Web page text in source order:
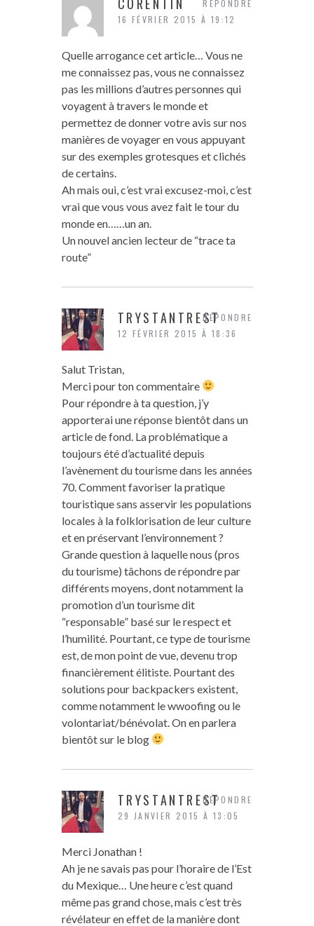
16 FÉVRIER 2015 À 19:12
Quelle arrogance cet article… Vous ne
me connaissez pas, vous ne connaissez
pas les millions d’autres personnes qui
voyagent à travers le monde et
permettez de donner votre avis sur nos
manières de voyager en vous appuyant
sur des exemples grotesques et clichés
de certains.
Ah mais oui, c’est vrai excusez-moi, c’est
vrai que vous vous avez fait le tour du
monde en……un an.
Un nouvel ancien lecteur de “trace ta
route”
RÉPONDRE
TRYSTANTREST
12 FÉVRIER 2015 À 18:36
Salut Tristan,
Merci pour ton commentaire
Pour répondre à ta question, j’y
apporterai une réponse bientôt dans un
article de fond. La problématique a
toujours été d’actualité depuis
l’avènement du tourisme dans les années
70. Comment favoriser la pratique
touristique sans asservir les populations
locales à la folklorisation de leur culture
et en préservant l’environnement ?
Grande question à laquelle nous (pros
du tourisme) tâchons de répondre par
différents moyens, dont notamment la
promotion d’un tourisme dit
“responsable” basé sur le respect et
l’humilité. Pourtant, ce type de tourisme
est, de mon point de vue, devenu trop
financièrement élitiste. Pourtant des
solutions pour backpackers existent,
comme notamment le wwoofing ou le
volontariat/bénévolat. On en parlera
bientôt sur le blog
RÉPONDRE
TRYSTANTREST
29 JANVIER 2015 À 13:05
Merci Jonathan !
Ah je ne savais pas pour l’horaire de l’Est
du Mexique… Une heure c’est quand
même pas grand chose, mais c’est très
révélateur en effet de la manière dont
RÉPONDRE